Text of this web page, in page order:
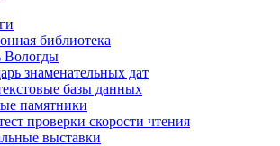
библиотека
Вологды
знаменательных дат
базы данных
памятники
проверки скорости чтения
выставки